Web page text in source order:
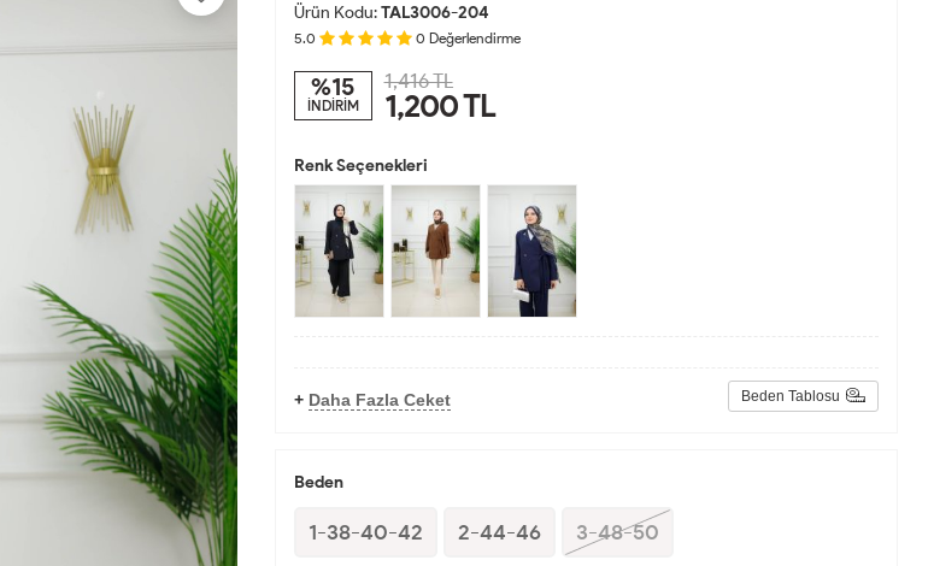
Ürün Kodu:TAL3006-204
5.0 0 Değerlendirme
%15
İNDİRİM
1,416 TL
1,200TL
Renk Seçenekleri
+ Daha Fazla Ceket Beden Tablosu
Beden
1-38-40-42 2-44-46 3-48-50